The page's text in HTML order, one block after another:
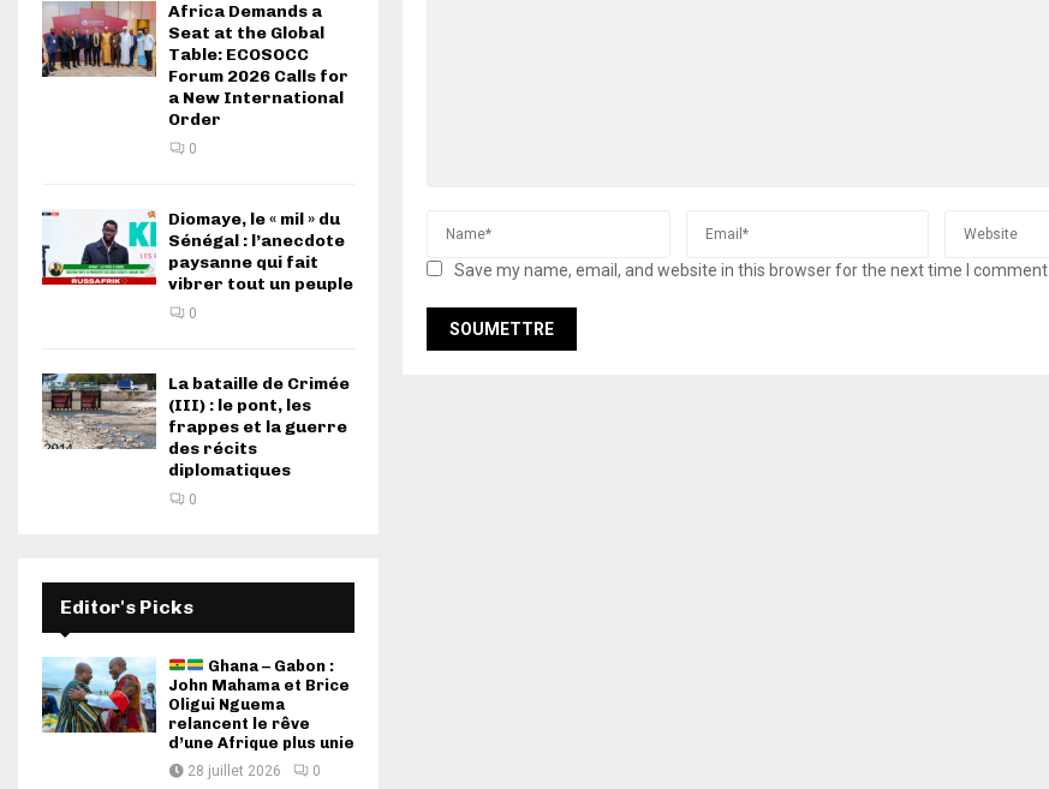
Save my name, email, and website in this browser for the next time I comment.
Africa Demands a
Seat at the Global
Table: ECOSOCC
Forum 2026 Calls for
a New International
Order
0
Diomaye, le « mil » du
Sénégal : l’anecdote
paysanne qui fait
vibrer tout un peuple
0
La bataille de Crimée
(III) : le pont, les
frappes et la guerre
des récits
diplomatiques
0
Editor's Picks
Ghana – Gabon :
John Mahama et Brice
Oligui Nguema
relancent le rêve
d’une Afrique plus unie
28 juillet 2026 0